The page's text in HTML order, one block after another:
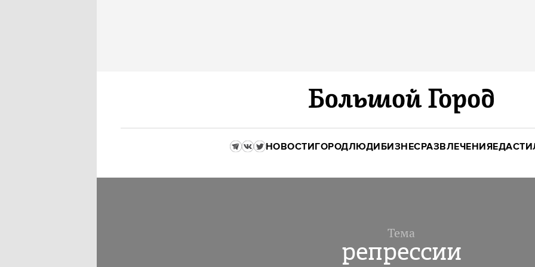
НОВОСТИГОРОДЛЮДИБИЗНЕСРАЗВЛЕЧЕНИЯЕДА
Тема
репрессии